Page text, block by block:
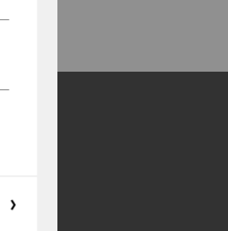
Webstatistik